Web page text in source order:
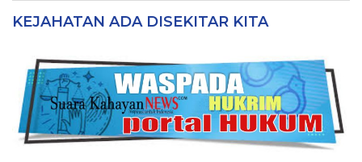
KEJAHATAN ADA DISEKITAR KITA